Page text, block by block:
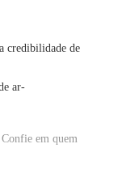
credibilidade de
ar-
em quem